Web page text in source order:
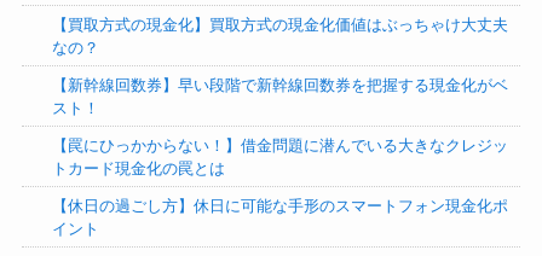
【買取方式の現金化】買取方式の現金化価値はぶっちゃけ大丈夫
なの？
【新幹線回数券】早い段階で新幹線回数券を把握する現金化がベ
スト！
【罠にひっかからない！】借金問題に潜んでいる大きなクレジッ
トカード現金化の罠とは
【休日の過ごし方】休日に可能な手形のスマートフォン現金化ポ
イント